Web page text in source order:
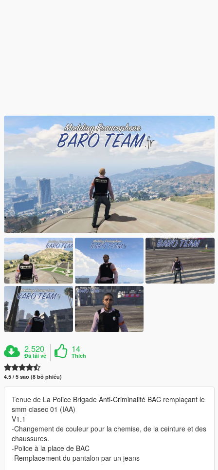
2.520
Đã tải về
14
Thích
4.5 / 5 sao (8 bỏ phiếu)
Tenue de La Police Brigade Anti-Criminalité BAC remplaçant le
smm ciasec 01 (IAA)
V1.1
-Changement de couleur pour la chemise, de la ceinture et des
chaussures.
-Police à la place de BAC
-Remplacement du pantalon par un jeans